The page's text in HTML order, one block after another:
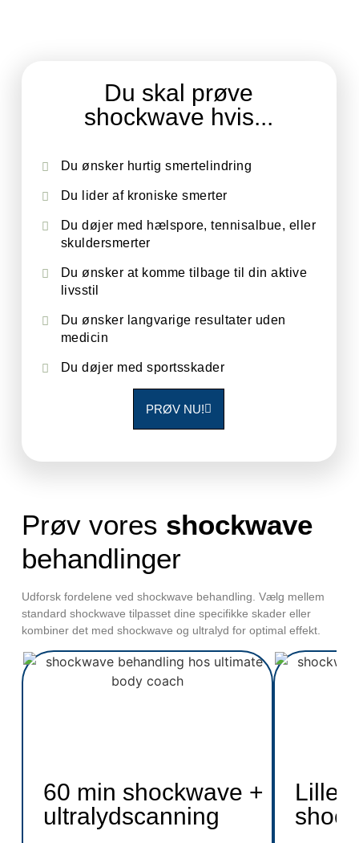
Du skal prøve
shockwave hvis...
Du ønsker hurtig smertelindring
Du lider af kroniske smerter
Du døjer med hælspore, tennisalbue, eller
skuldersmerter
Du ønsker at komme tilbage til din aktive
livsstil
Du ønsker langvarige resultater uden
medicin
Du døjer med sportsskader
PRØV NU!
Prøv vores shockwave
behandlinger
Udforsk fordelene ved shockwave behandling. Vælg mellem
standard shockwave tilpasset dine specifikke skader eller
kombiner det med shockwave og ultralyd for optimal effekt.
60 min shockwave +
ultralydscanning
Lille